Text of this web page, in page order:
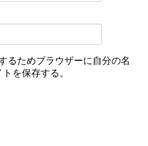
るためブラウザーに自分の名
を保存する。